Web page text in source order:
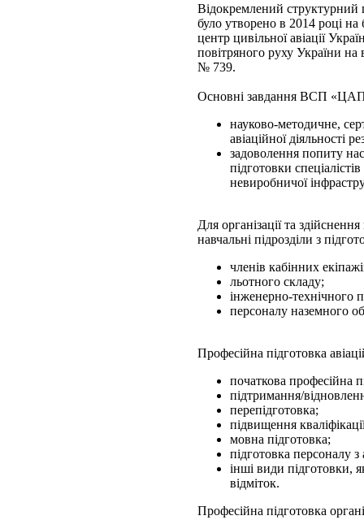
Відокремлений структурний
було утворено в 2014 році
центр цивільної авіації
повітряного руху України на
№ 739.
Основні завдання ВСП
науково-методичне,
авіаційної діяльності
задоволення попиту
підготовки
невиробничої
Для організації та
навчальні підрозділи з
членів кабінних
льотного складу;
інженерно-технічного
персоналу наземного
Професійна підготовка
початкова професійна
підтримання/
перепідготовка;
підвищення
мовна підготовка;
підготовка персоналу з
інші види підготовки,
відміток.
Професійна підготовка